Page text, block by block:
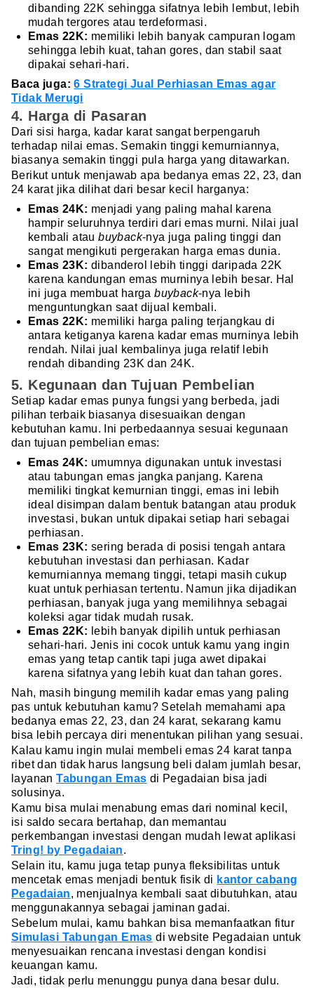
dibanding 22K sehingga sifatnya lebih lembut, lebih
mudah tergores atau terdeformasi.
Emas 22K: memiliki lebih banyak campuran logam
sehingga lebih kuat, tahan gores, dan stabil saat
dipakai sehari-hari.
Baca juga:6 Strategi Jual Perhiasan Emas agar
Tidak Merugi
4. Harga di Pasaran
Dari sisi harga, kadar karat sangat berpengaruh
terhadap nilai emas. Semakin tinggi kemurniannya,
biasanya semakin tinggi pula harga yang ditawarkan.
Berikut untuk menjawab apa bedanya emas 22, 23, dan
24 karat jika dilihat dari besar kecil harganya:
Emas 24K: menjadi yang paling mahal karena
hampir seluruhnya terdiri dari emas murni. Nilai jual
kembali ataubuyback-nya juga paling tinggi dan
sangat mengikuti pergerakan harga emas dunia.
Emas 23K: dibanderol lebih tinggi daripada 22K
karena kandungan emas murninya lebih besar. Hal
ini juga membuat hargabuyback-nya lebih
menguntungkan saat dijual kembali.
Emas 22K: memiliki harga paling terjangkau di
antara ketiganya karena kadar emas murninya lebih
rendah. Nilai jual kembalinya juga relatif lebih
rendah dibanding 23K dan 24K.
5. Kegunaan dan Tujuan Pembelian
Setiap kadar emas punya fungsi yang berbeda, jadi
pilihan terbaik biasanya disesuaikan dengan
kebutuhan kamu. Ini perbedaannya sesuai kegunaan
dan tujuan pembelian emas:
Emas 24K: umumnya digunakan untuk investasi
atau tabungan emas jangka panjang. Karena
memiliki tingkat kemurnian tinggi, emas ini lebih
ideal disimpan dalam bentuk batangan atau produk
investasi, bukan untuk dipakai setiap hari sebagai
perhiasan.
Emas 23K: sering berada di posisi tengah antara
kebutuhan investasi dan perhiasan. Kadar
kemurniannya memang tinggi, tetapi masih cukup
kuat untuk perhiasan tertentu. Namun jika dijadikan
perhiasan, banyak juga yang memilihnya sebagai
koleksi agar tidak mudah rusak.
Emas 22K: lebih banyak dipilih untuk perhiasan
sehari-hari. Jenis ini cocok untuk kamu yang ingin
emas yang tetap cantik tapi juga awet dipakai
karena sifatnya yang lebih kuat dan tahan gores.
Nah, masih bingung memilih kadar emas yang paling
pas untuk kebutuhan kamu? Setelah memahami apa
bedanya emas 22, 23, dan 24 karat, sekarang kamu
bisa lebih percaya diri menentukan pilihan yang sesuai.
Kalau kamu ingin mulai membeli emas 24 karat tanpa
ribet dan tidak harus langsung beli dalam jumlah besar,
layananTabungan Emas di Pegadaian bisa jadi
solusinya.
Kamu bisa mulai menabung emas dari nominal kecil,
isi saldo secara bertahap, dan memantau
perkembangan investasi dengan mudah lewat aplikasi
Tring! by Pegadaian.
Selain itu, kamu juga tetap punya fleksibilitas untuk
mencetak emas menjadi bentuk fisik di kantor cabang
Pegadaian, menjualnya kembali saat dibutuhkan, atau
menggunakannya sebagai jaminan gadai.
Sebelum mulai, kamu bahkan bisa memanfaatkan fitur
Simulasi Tabungan Emas di website Pegadaian untuk
menyesuaikan rencana investasi dengan kondisi
keuangan kamu.
Jadi, tidak perlu menunggu punya dana besar dulu.